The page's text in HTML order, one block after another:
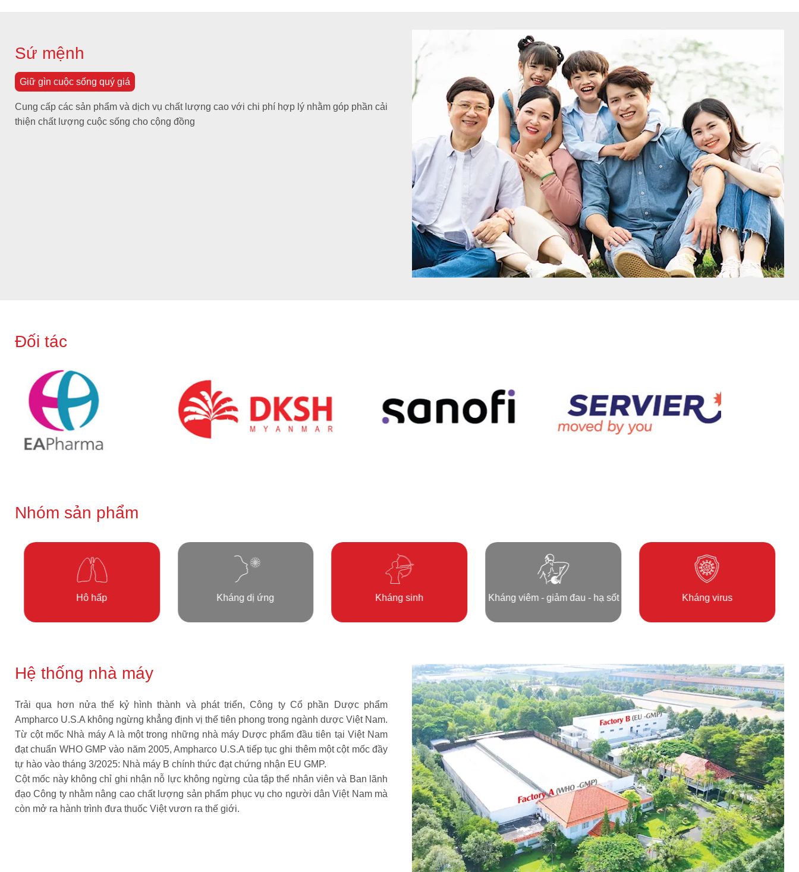
Sứ mệnh
Giữ gìn cuộc sống quý giá
Cung cấp các sản phẩm và dịch vụ chất lượng cao với chi phí hợp lý nhằm góp phần cải
thiện chất lượng cuộc sống cho cộng đồng
Đối tác
Nhóm sản phẩm
Hô hấp Kháng dị ứng Kháng sinh Kháng viêm - giảm đau - hạ sốt Kháng virus
Hệ thống nhà máy
Trải qua hơn nửa thế kỷ hình thành và phát triển, Công ty Cổ phần Dược phẩm
Ampharco U.S.A không ngừng khẳng định vị thế tiên phong trong ngành dược Việt Nam.
Từ cột mốc Nhà máy A là một trong những nhà máy Dược phẩm đầu tiên tại Việt Nam
đạt chuẩn WHO GMP vào năm 2005, Ampharco U.S.A tiếp tục ghi thêm một cột mốc đầy
tự hào vào tháng 3/2025: Nhà máy B chính thức đạt chứng nhận EU GMP.
Cột mốc này không chỉ ghi nhận nỗ lực không ngừng của tập thể nhân viên và Ban lãnh
đạo Công ty nhằm nâng cao chất lượng sản phẩm phục vụ cho người dân Việt Nam mà
còn mở ra hành trình đưa thuốc Việt vươn ra thế giới.